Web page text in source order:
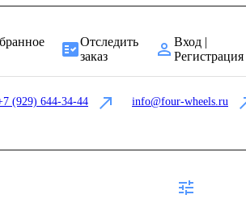
Отследить
заказ
Вход |
Регистрация
(929) 644-34-44 info@four-wheels.ru